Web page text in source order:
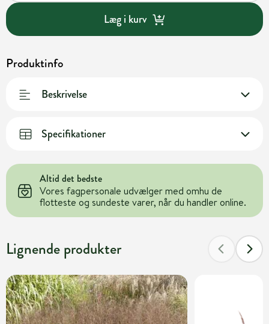
Læg i kurv
Produktinfo
Beskrivelse
Specifikationer
Altid det bedste
Vores fagpersonale udvælger med omhu de
flotteste og sundeste varer, når du handler online.
Lignende produkter